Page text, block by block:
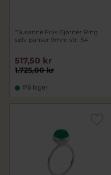
*Susanne Friis Bjørner Ring
sølv panser 9mm str. 54
1.725,00 kr
517,50 kr
På lager